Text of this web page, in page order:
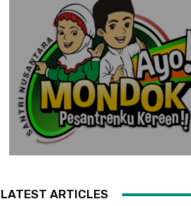
LATEST ARTICLES